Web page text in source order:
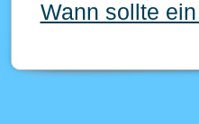
Wann sollte